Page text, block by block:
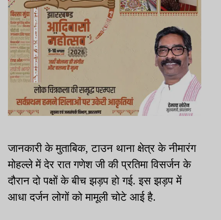
जानकारी के मुताबिक, टाउन थाना क्षेत्र के नीमारंग
मोहल्ले में देर रात गणेश जी की प्रतिमा विसर्जन के
दौरान दो पक्षों के बीच झड़प हो गई. इस झड़प में
आधा दर्जन लोगों को मामूली चोटे आई है.